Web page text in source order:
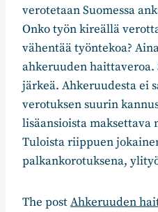
verotetaan Suomessa
Onko työn kireällä
vähentää työntekoa?
ahkeruuden haittaveroa.
järkeä. Ahkeruudesta ei
verotuksen suurin
lisäansioista
Tuloista riippuen
palkankorotuksena,
The postAhkeruuden